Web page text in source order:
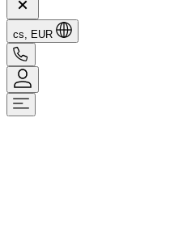
cs, EUR